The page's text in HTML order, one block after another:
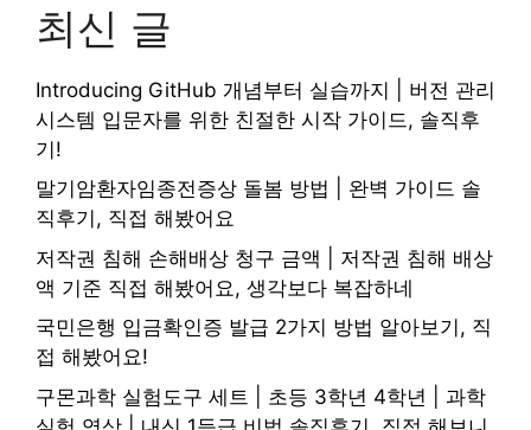
최신 글
Introducing GitHub 개념부터 실습까지 | 버전 관리
시스템 입문자를 위한 친절한 시작 가이드, 솔직후
기!
말기암환자임종전증상 돌봄 방법 | 완벽 가이드 솔
직후기, 직접 해봤어요
저작권 침해 손해배상 청구 금액 | 저작권 침해 배상
액 기준 직접 해봤어요, 생각보다 복잡하네
국민은행 입금확인증 발급 2가지 방법 알아보기, 직
접 해봤어요!
구몬과학 실험도구 세트 | 초등 3학년 4학년 | 과학